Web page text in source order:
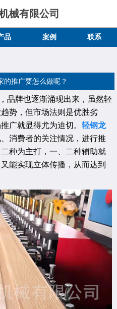
械有限公司
品 案例 联系
的推广要怎么做呢？
品牌也逐渐涌现出来，虽然轻
势，但市场法则是优胜劣
广就显得尤为迫切。 轻钢龙
消费者的关注情况，进行推
种为主打，一、二种辅助就
能实现立体传播，从而达到